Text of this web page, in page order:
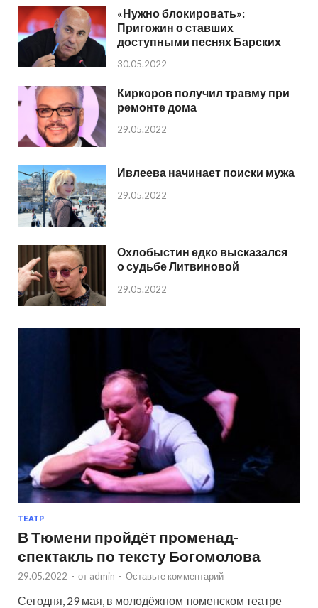
«Нужно блокировать»:
Пригожин о ставших
доступными песнях Барских
30.05.2022
Киркоров получил травму при
ремонте дома
29.05.2022
Ивлеева начинает поиски мужа
29.05.2022
Охлобыстин едко высказался
о судьбе Литвиновой
29.05.2022
ТЕАТР
В Тюмени пройдёт променад-
спектакль по тексту Богомолова
29.05.2022 - от admin - Оставьте комментарий
Сегодня, 29 мая, в молодёжном тюменском театре